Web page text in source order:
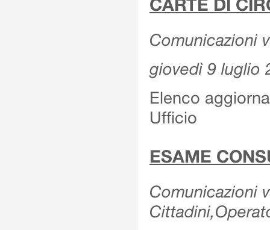
CARTE DI
Comunicazioni
giovedì 9 luglio
Elenco
Ufficio
ESAME
Comunicazioni